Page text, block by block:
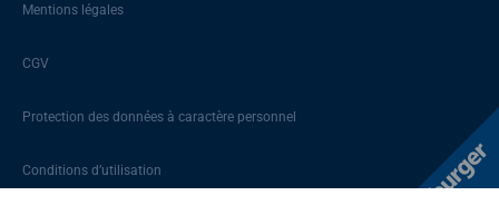
Mentions légales
CGV
Protection des données à caractère personnel
Conditions d’utilisation